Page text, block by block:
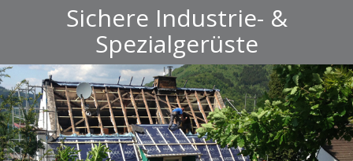
Sichere Industrie- &
Spezialgerüste